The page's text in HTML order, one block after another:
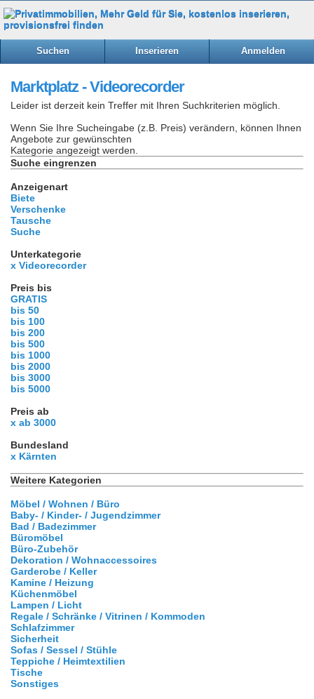
Suchen Inserieren Anmelden
Marktplatz - Videorecorder
Leider ist derzeit kein Treffer mit Ihren Suchkriterien möglich.
Wenn Sie Ihre Sucheingabe (z.B. Preis) verändern, können Ihnen
Angebote zur gewünschten
Kategorie angezeigt werden.
Suche eingrenzen
Anzeigenart
Biete
Verschenke
Tausche
Suche
Unterkategorie
x Videorecorder
Preis bis
GRATIS
bis 50
bis 100
bis 200
bis 500
bis 1000
bis 2000
bis 3000
bis 5000
Preis ab
x ab 3000
Bundesland
x Kärnten
Weitere Kategorien
Möbel / Wohnen / Büro
Baby- / Kinder- / Jugendzimmer
Bad / Badezimmer
Büromöbel
Büro-Zubehör
Dekoration / Wohnaccessoires
Garderobe / Keller
Kamine / Heizung
Küchenmöbel
Lampen / Licht
Regale / Schränke / Vitrinen / Kommoden
Schlafzimmer
Sicherheit
Sofas / Sessel / Stühle
Teppiche / Heimtextilien
Tische
Sonstiges